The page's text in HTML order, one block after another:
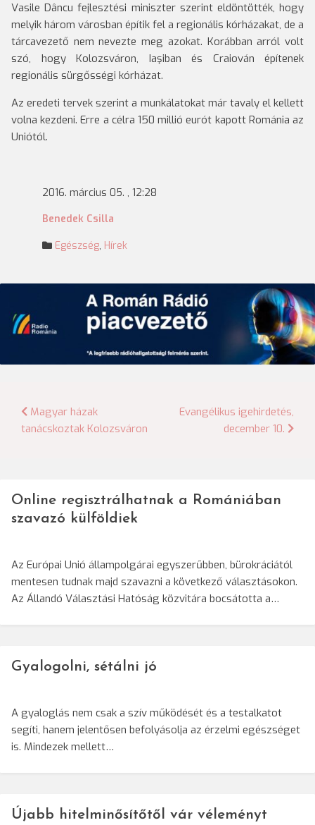
Vasile Dâncu fejlesztési miniszter szerint eldöntötték, hogy
melyik három városban építik fel a regionális kórházakat, de a
tárcavezető nem nevezte meg azokat. Korábban arról volt
szó, hogy Kolozsváron, Iaşiban és Craiován építenek
regionális sürgősségi kórházat.
Az eredeti tervek szerint a munkálatokat már tavaly el kellett
volna kezdeni. Erre a célra 150 millió eurót kapott Románia az
Uniótól.
2016. március 05. , 12:28
Benedek Csilla
Egészség, Hírek
Bejegyzés
Magyar házak
tanácskoztak Kolozsváron
Evangélikus igehirdetés,
december 10.
Online regisztrálhatnak a Romániában
szavazó külföldiek
Az Európai Unió állampolgárai egyszerűbben, bürokráciától
mentesen tudnak majd szavazni a következő választásokon.
Az Állandó Választási Hatóság közvitára bocsátotta a…
Gyalogolni, sétálni jó
A gyaloglás nem csak a szív működését és a testalkatot
segíti, hanem jelentősen befolyásolja az érzelmi egészséget
is. Mindezek mellett…
Újabb hitelminősítőtől vár véleményt